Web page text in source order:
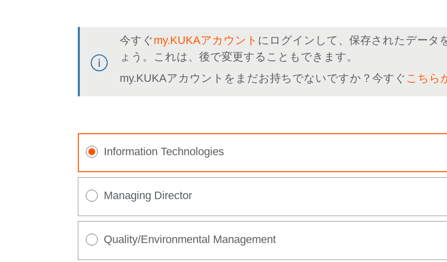
今すぐmy.KUKAアカウント にログインして、保存されたデータ
ょう。これは、後で変更することもできます。
my.KUKAアカウントをまだお持ちでないですか？今すぐ こちら
Information Technologies
Managing Director
Quality/Environmental Management